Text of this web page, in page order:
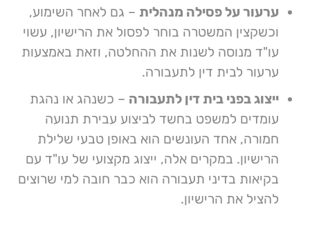
מנעד הבחירה שלהם מצומצם יחסית במקרים
אלה). למרות זאת, עורכי דין לענייני תעבורה עם
ניסיון רלוונטי יכולים להוביל להקלה בעונש ואפילו
לזיכוי במקרים מסוימים.
שימוע לפני שלילה– לכל אדם שזומן לקצין
משטרה לשימוע בטרם ייפסל רישיונו להתייעץ עם
עורך דין (או כמובן עורכת דין) בתחום התעבורה,
על-מנת לעבור את השימוע בשלום.
נהיגה ללא רישיון– לנסיבות יש משקל נכבד
בהחלטת הרשויות, ולכן כדאי להיעזר בעורך דין
ערעור על פסילה מנהלית – גם לאחר השימוע,
וכשקצין המשטרה בוחר לפסול את הרישיון, עשוי
עו"ד מנוסה לשנות את ההחלטה, וזאת באמצעות
ערעור לבית דין לתעבורה.
ייצוג בפני בית דין לתעבורה – כשנהג או נהגת
עומדים למשפט בחשד לביצוע עבירת תנועה
חמורה, אחד העונשים הוא באופן טבעי שלילת
הרישיון. במקרים אלה, ייצוג מקצועי של עו"ד עם
בקיאות בדיני תעבורה הוא כבר חובה למי שרוצים
להציל את הרישיון.